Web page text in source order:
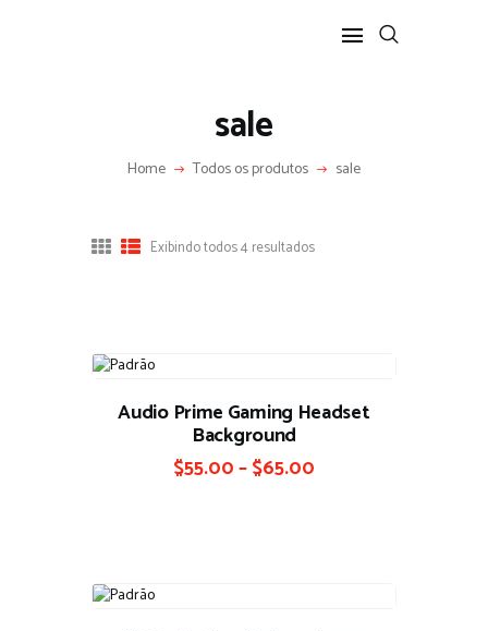
sale
Home Todos os produtos sale
SOBREExibindo todos 4 resultados
Audio Prime Gaming Headset
Background
$55.00–$65.00